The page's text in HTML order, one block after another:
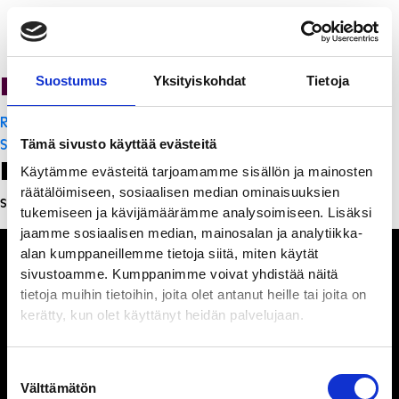
Suostumus Yksityiskohdat Tietoja
Tämä sivusto käyttää evästeitä
Käytämme evästeitä tarjoamamme sisällön ja mainosten
räätälöimiseen, sosiaalisen median ominaisuuksien
tukemiseen ja kävijämäärämme analysoimiseen. Lisäksi
jaamme sosiaalisen median, mainosalan ja analytiikka-
alan kumppaneillemme tietoja siitä, miten käytät
sivustoamme. Kumppanimme voivat yhdistää näitä
tietoja muihin tietoihin, joita olet antanut heille tai joita on
kerätty, kun olet käyttänyt heidän palvelujaan.
valinta
Välttämätön
PanchoVilla
Artikkelien
selaus
Ravintola Sofia
Sakura Teppanyaki
Leave a Reply
Sinun täytyy kirjautua sisään